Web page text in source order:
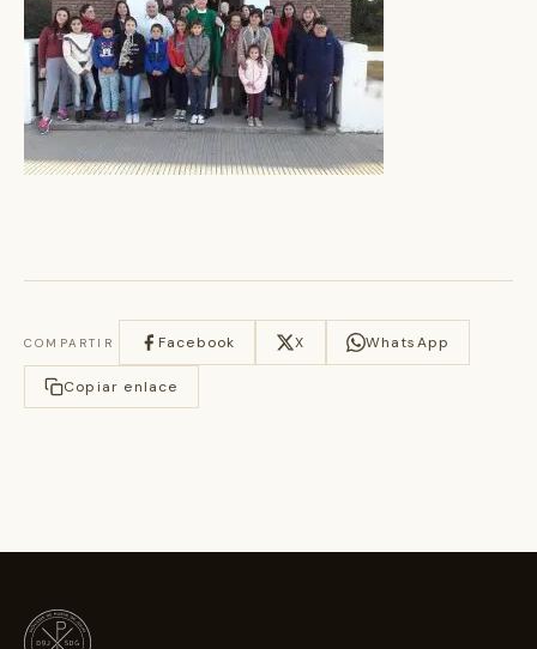
COMPARTIR Facebook X WhatsApp
Copiar enlace